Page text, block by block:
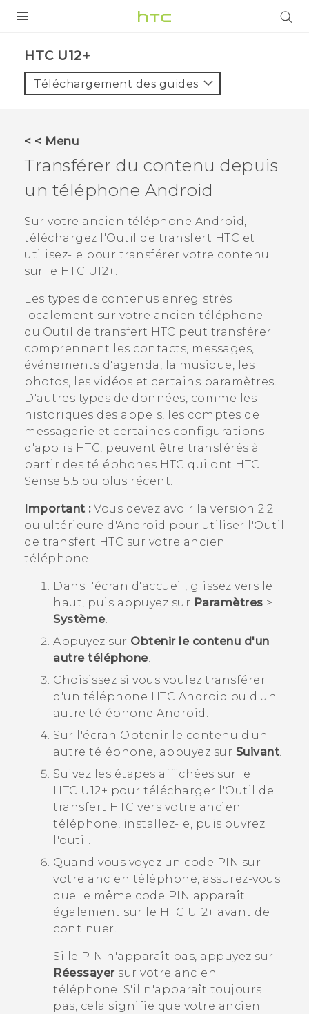
VIVE
VIVERSE
ASSISTANCE
Appareils HTC & Accessoires
Connexion
HTC U12+‎
Téléchargement des guides
< < Menu
Transférer du contenu depuis
un téléphone Android
Sur votre ancien téléphone Android,
téléchargez l'Outil de transfert HTC et
utilisez-le pour transférer votre contenu
sur le HTC U12+‍.
Les types de contenus enregistrés
localement sur votre ancien téléphone
qu'Outil de transfert HTC peut transférer
comprennent les contacts, messages,
événements d'agenda, la musique, les
photos, les vidéos et certains paramètres.
D'autres types de données, comme les
historiques des appels, les comptes de
messagerie et certaines configurations
d'applis HTC, peuvent être transférés à
partir des téléphones HTC qui ont HTC
Sense 5.5 ou plus récent.
Important :Vous devez avoir la version 2.2
ou ultérieure d'Android pour utiliser l'Outil
de transfert HTC sur votre ancien
téléphone.
Dans l'écran d'accueil , glissez vers le
haut, puis appuyez sur Paramètres >
Système.
Appuyez sur Obtenir le contenu d'un
autre téléphone.
Choisissez si vous voulez transférer
d'un téléphone HTC Android ou d'un
autre téléphone Android .
Sur l'écran Obtenir le contenu d'un
autre téléphone, appuyez sur Suivant.
Suivez les étapes affichées sur le
HTC U12+‍ pour télécharger l'Outil de
transfert HTC vers votre ancien
téléphone, installez-le, puis ouvrez
l'outil.
Quand vous voyez un code PIN sur
votre ancien téléphone, assurez-vous
que le même code PIN apparaît
également sur le HTC U12+‍ avant de
continuer.
Si le PIN n'apparaît pas, appuyez sur
Réessayersur votre ancien
téléphone. S'il n'apparaît toujours
pas, cela signifie que votre ancien